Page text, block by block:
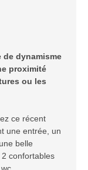
de dynamisme
proximité
ou les
ce récent
une entrée, un
belle
confortables